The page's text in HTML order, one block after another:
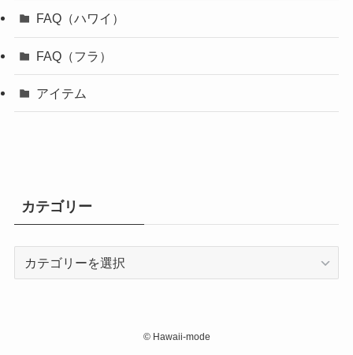
FAQ（ハワイ）
FAQ（フラ）
アイテム
カテゴリー
©Hawaii-mode